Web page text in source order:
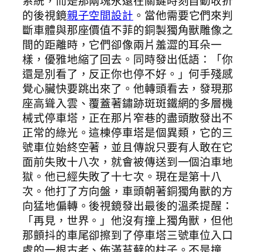
的後視鏡親子空間設計 。當他需要它們來判
斷車體與那座價值不菲的銅製獨角獸雕像之
間的距離時，它們卻像兩片羞澀的耳朵一
樣，優雅地縮了回去。同時發出低語：「你
還是別看了，反正你也停不好。」何手殘感
覺心臟快要跳出來了。他轉頭看去，發現那
座高聳入雲、覆蓋著鏽跡斑斑鐵網的多層機
械式停車塔，正在那片窄巷的盡頭散發出不
正常的綠光。這棟停車塔是個異類，它的三
號車位始終空著，並且傳說只要有人敢在它
面前失敗十八次，就會被傳送到一個泊車地
獄。他已經失敗了十七次。現在是第十八
次。他打了方向盤，車頭朝著銅獨角獸的方
向猛地偏轉。後視鏡發出最後的溫柔提醒：
「再見，世界。」他沒有撞上獨角獸，但他
那顫抖的車尾卻擦到了停車塔三號車位入口